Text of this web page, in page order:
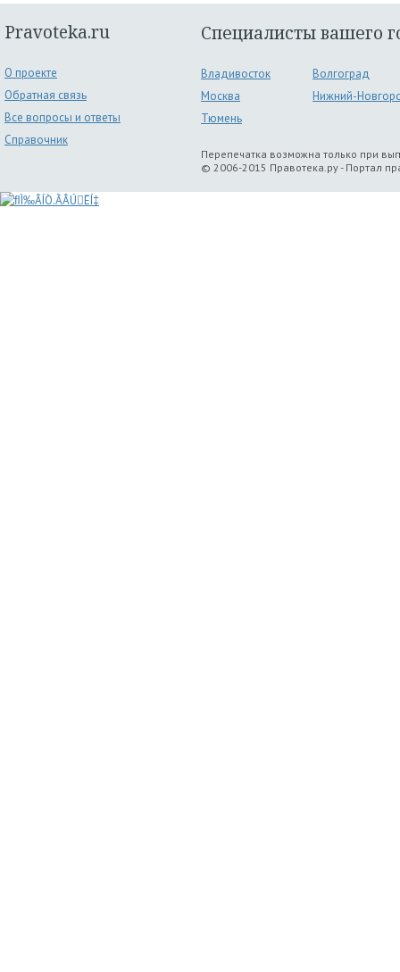
Pravoteka.ru
О проекте
Обратная связь
Все вопросы и ответы
Справочник
Специалисты вашего
Владивосток
Волгоград
Москва
Нижний-
Тюмень
Перепечатка возможна только при
© 2006-2015 Правотека.ру - Портал